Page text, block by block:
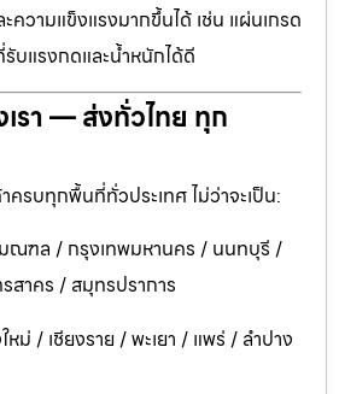
ความแข็งแรงมากขึ้นได้ เช่น แผ่นเกรด
บแรงกดและน้ำหนักได้ดี
รา — ส่งทั่วไทย ทุก
ครบทุกพื้นที่ทั่วประเทศ ไม่ว่าจะเป็น:
ณฑล / กรุงเทพมหานคร / นนทบุรี /
สาคร / สมุทรปราการ
หม่ / เชียงราย / พะเยา / แพร่ / ลำปาง